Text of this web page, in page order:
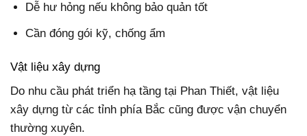
Dễ hư hỏng nếu không bảo quản tốt
Cần đóng gói kỹ, chống ẩm
Vật liệu xây dựng
Do nhu cầu phát triển hạ tầng tại Phan Thiết, vật liệu
xây dựng từ các tỉnh phía Bắc cũng được vận chuyển
thường xuyên.